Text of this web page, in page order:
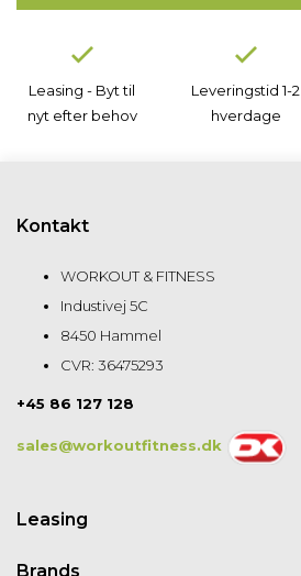
Leasing - Byt til
nyt efter behov
Leveringstid 1-2
hverdage
Kontakt
WORKOUT & FITNESS
Industivej 5C
8450 Hammel
CVR: 36475293
+45 86 127 128
sales@workoutfitness.dk
Leasing
Brands